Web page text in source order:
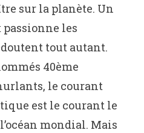
sur la planète. Un
les
tout autant.
40ème
le courant
est le courant le
mondial. Mais